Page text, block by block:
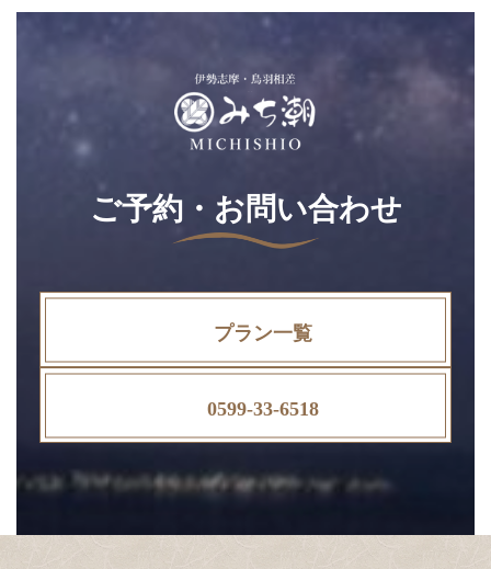
ご予約・お問い合わせ
プラン一覧
0599-33-6518